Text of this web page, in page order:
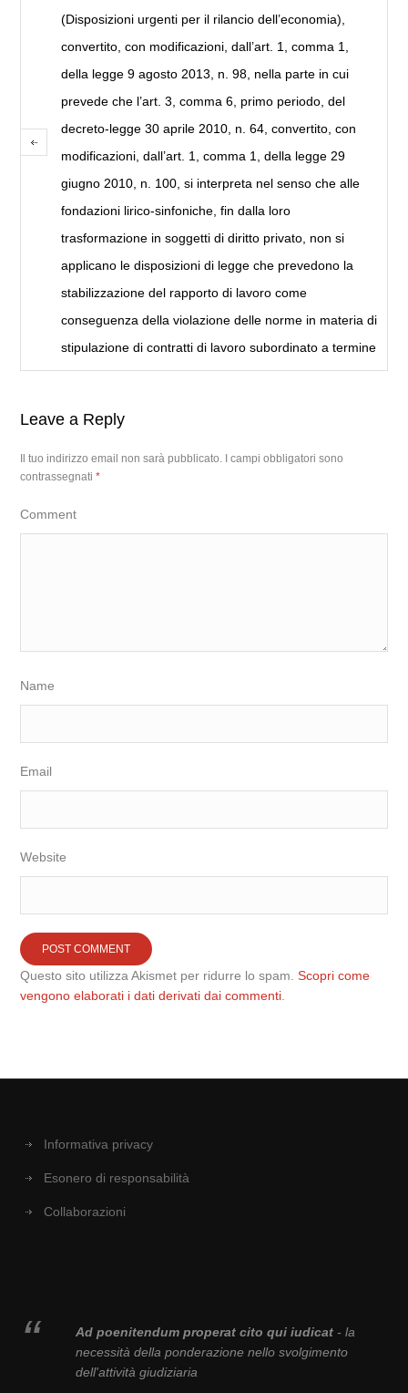
(Disposizioni urgenti per il rilancio dell’economia),
convertito, con modificazioni, dall’art. 1, comma 1,
della legge 9 agosto 2013, n. 98, nella parte in cui
prevede che l’art. 3, comma 6, primo periodo, del
decreto-legge 30 aprile 2010, n. 64, convertito, con
modificazioni, dall’art. 1, comma 1, della legge 29
giugno 2010, n. 100, si interpreta nel senso che alle
fondazioni lirico-sinfoniche, fin dalla loro
trasformazione in soggetti di diritto privato, non si
applicano le disposizioni di legge che prevedono la
stabilizzazione del rapporto di lavoro come
conseguenza della violazione delle norme in materia di
stipulazione di contratti di lavoro subordinato a termine
Leave a Reply
Il tuo indirizzo email non sarà pubblicato.
I campi obbligatori sono
contrassegnati*
Comment
Name
Email
Website
Questo sito utilizza Akismet per ridurre lo spam.Scopri come
vengono elaborati i dati derivati dai commenti
Informativa privacy
Esonero di responsabilità
Collaborazioni
Ad poenitendum properat cito qui iudicat- la
necessità della ponderazione nello svolgimento
dell'attività giudiziaria